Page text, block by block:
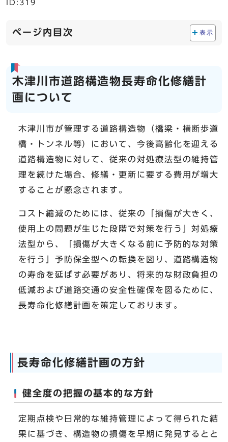
ID:319
ページ内目次 表示
木津川市道路構造物長寿命化修繕計
画について
木津川市が管理する道路構造物（橋梁・横断歩道
橋・トンネル等）において、今後高齢化を迎える
道路構造物に対して、従来の対処療法型の維持管
理を続けた場合、修繕・更新に要する費用が増大
することが懸念されます。
コスト縮減のためには、従来の「損傷が大きく、
使用上の問題が生じた段階で対策を行う」対処療
法型から、「損傷が大きくなる前に予防的な対策
を行う」予防保全型への転換を図り、道路構造物
の寿命を延ばす必要があり、将来的な財政負担の
低減および道路交通の安全性確保を図るために、
長寿命化修繕計画を策定しております。
長寿命化修繕計画の方針
健全度の把握の基本的な方針
定期点検や日常的な維持管理によって得られた結
果に基づき、構造物の損傷を早期に発見するとと